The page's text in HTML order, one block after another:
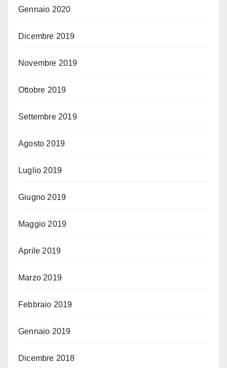
Gennaio 2020
Dicembre 2019
Novembre 2019
Ottobre 2019
Settembre 2019
Agosto 2019
Luglio 2019
Giugno 2019
Maggio 2019
Aprile 2019
Marzo 2019
Febbraio 2019
Gennaio 2019
Dicembre 2018